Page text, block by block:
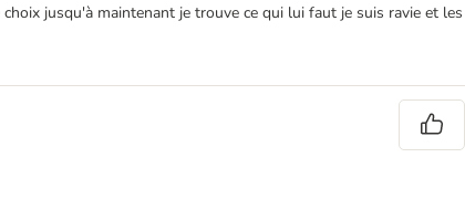
jusqu'à maintenant je trouve ce qui lui faut je suis ravie et les